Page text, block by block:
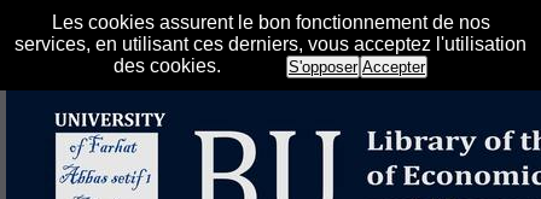
Les cookies assurent le bon fonctionnement de nos
services, en utilisant ces derniers, vous acceptez l'utilisation
des cookies.
S'opposer Accepter
الإلكتروني على الخط المباشر لمكتبة كلية